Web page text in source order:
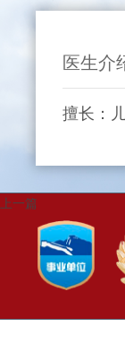
医生介
擅长：
上一篇